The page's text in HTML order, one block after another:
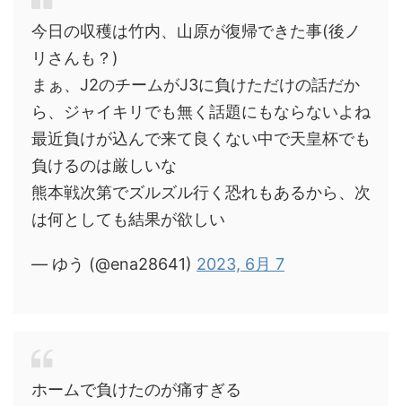
今日の収穫は竹内、山原が復帰できた事(後ノ
リさんも？)
まぁ、J2のチームがJ3に負けただけの話だか
ら、ジャイキリでも無く話題にもならないよね
最近負けが込んで来て良くない中で天皇杯でも
負けるのは厳しいな
熊本戦次第でズルズル行く恐れもあるから、次
は何としても結果が欲しい
— ゆう (@ena28641) 2023, 6月 7
ホームで負けたのが痛すぎる